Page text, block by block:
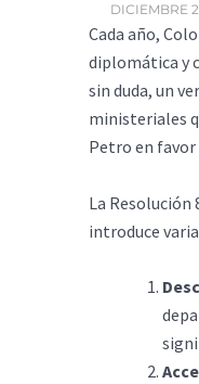
DICIEMBRE
Cada año,
diplomática y
sin duda, un
ministeriales
Petro en favor
La Resolución
introduce